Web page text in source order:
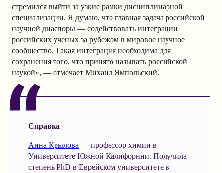
стремился выйти за узкие рамки дисциплинарной
специализации. Я думаю, что главная задача российской
научной диаспоры — содействовать интеграции
российских ученых за рубежом в мировое научное
сообщество. Такая интеграция необходима для
сохранения того, что принято называть российской
наукой», — отмечает Михаил Ямпольский.
Справка
Анна Крылова — профессор химии в
Университете Южной Калифорнии. Получила
степень PhD в Еврейском университете в